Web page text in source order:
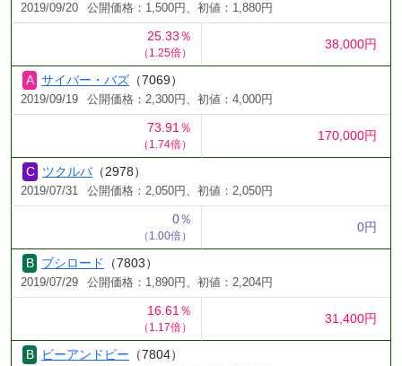
2019/09/20 公開価格：1,500円、初値：1,880円
25.33％
（1.25倍）
38,000円
サイバー・バズ （7069）
2019/09/19 公開価格：2,300円、初値：4,000円
73.91％
（1.74倍）
170,000円
ツクルバ（2978）
2019/07/31 公開価格：2,050円、初値：2,050円
0％
（1.00倍）
0円
ブシロード （7803）
2019/07/29 公開価格：1,890円、初値：2,204円
16.61％
（1.17倍）
31,400円
ビーアンドピー （7804）